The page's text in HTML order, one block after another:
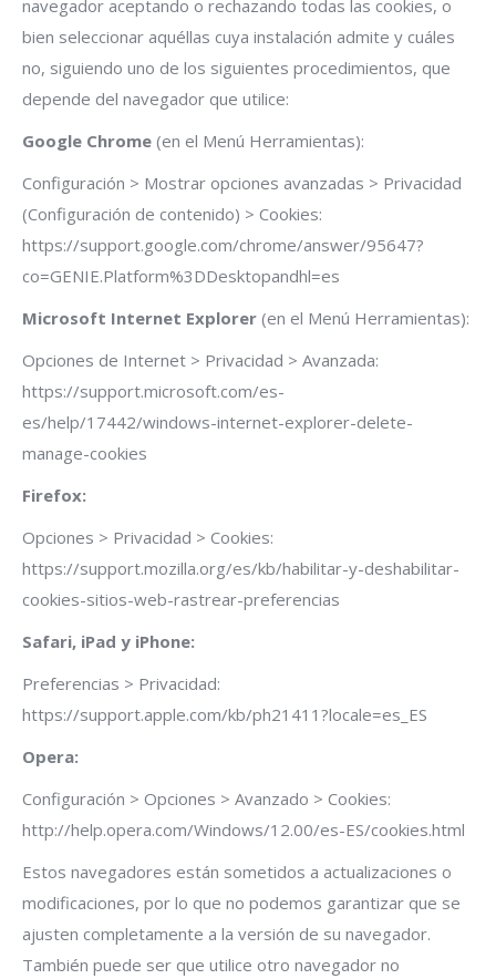
navegador aceptando o rechazando todas las cookies, o
bien seleccionar aquéllas cuya instalación admite y cuáles
no, siguiendo uno de los siguientes procedimientos, que
depende del navegador que utilice:
Google Chrome (en el Menú Herramientas):
Configuración > Mostrar opciones avanzadas > Privacidad
(Configuración de contenido) > Cookies:
https://support.google.com/chrome/answer/95647?
co=GENIE.Platform%3DDesktopandhl=es
Microsoft Internet Explorer (en el Menú Herramientas):
Opciones de Internet > Privacidad > Avanzada:
https://support.microsoft.com/es-
es/help/17442/windows-internet-explorer-delete-
manage-cookies
Firefox:
Opciones > Privacidad > Cookies:
https://support.mozilla.org/es/kb/habilitar-y-deshabilitar-
cookies-sitios-web-rastrear-preferencias
Safari, iPad y iPhone:
Preferencias > Privacidad:
https://support.apple.com/kb/ph21411?locale=es_ES
Opera:
Configuración > Opciones > Avanzado > Cookies:
http://help.opera.com/Windows/12.00/es-ES/cookies.html
Estos navegadores están sometidos a actualizaciones o
modificaciones, por lo que no podemos garantizar que se
ajusten completamente a la versión de su navegador.
También puede ser que utilice otro navegador no